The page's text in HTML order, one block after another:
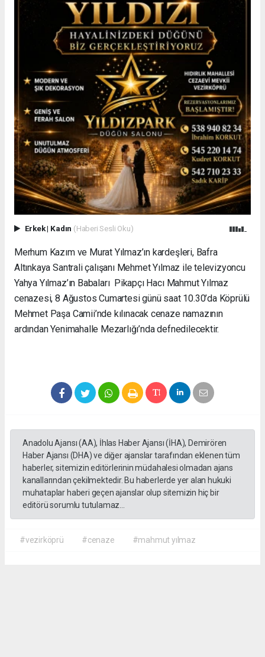
Erkek| Kadın (Haberi Sesli Oku)
Merhum Kazım ve Murat Yılmaz’ın kardeşleri, Bafra
Altınkaya Santrali çalışanı Mehmet Yılmaz ile televizyoncu
Yahya Yılmaz’ın Babaları Pikapçı Hacı Mahmut Yılmaz
cenazesi, 8 Ağustos Cumartesi günü saat 10.30’da Köprülü
Mehmet Paşa Camii’nde kılınacak cenaze namazının
ardından Yenimahalle Mezarlığı’nda defnedilecektir.
Anadolu Ajansı (AA), İhlas Haber Ajansı (İHA), Demirören
Haber Ajansı (DHA) ve diğer ajanslar tarafından eklenen tüm
haberler, sitemizin editörlerinin müdahalesi olmadan ajans
kanallarından çekilmektedir. Bu haberlerde yer alan hukuki
muhataplar haberi geçen ajanslar olup sitemizin hiç bir
editörü sorumlu tutulamaz...
#vezirköprü #cenaze #mahmut yılmaz